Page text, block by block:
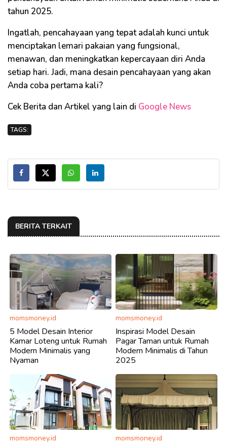
tahun 2025.
Ingatlah, pencahayaan yang tepat adalah kunci untuk
menciptakan lemari pakaian yang fungsional,
menawan, dan meningkatkan kepercayaan diri Anda
setiap hari. Jadi, mana desain pencahayaan yang akan
Anda coba pertama kali?
Cek Berita dan Artikel yang lain di Google News
TAGS:
BERITA TERKAIT
momsmoney.id
5 Model Desain Interior
Kamar Loteng untuk Rumah
Modern Minimalis yang
Nyaman
momsmoney.id
Inspirasi Model Desain
Pagar Taman untuk Rumah
Modern Minimalis di Tahun
2025
momsmoney.id momsmoney.id